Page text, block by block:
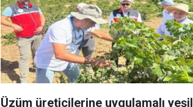
Üzüm üreticilerine uygulamalı yeşil